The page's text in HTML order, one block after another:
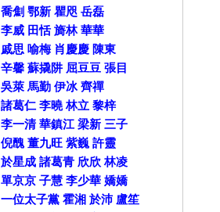
喬劁 鄂新 瞿咫 岳磊
李威 田恬 旖林 華華
戚思 喻梅 肖慶慶 陳東
辛馨 蘇撬阱 屈豆豆 張目
吳萊 馬勤 伊冰 齊禪
諸葛仁 李曉 林立 黎梓
李一清 華鎮江 梁新 三子
倪醜 董九旺 紫巍 許靈
於星成 諸葛青 欣欣 林凌
單京京 子慧 李少華 嬌嬌
一位太子黨 霍湘 於沛 盧笙